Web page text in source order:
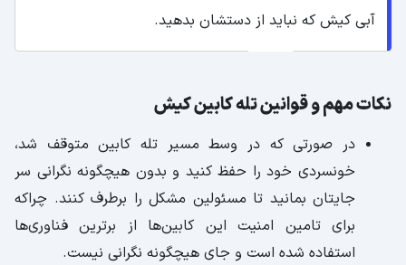
آبی کیش که نباید از دستشان بدهید.
نکات مهم و قوانین تله کابین کیش
در صورتی که در وسط مسیر تله کابین متوقف شد،
خونسردی خود را حفظ کنید و بدون هیچگونه نگرانی سر
جایتان بمانید تا مسئولین مشکل را برطرف کنند. چراکه
برای تامین امنیت این کابین‌ها از برترین فناوری‌ها
استفاده شده است و جای هیچگونه نگرانی نیست.